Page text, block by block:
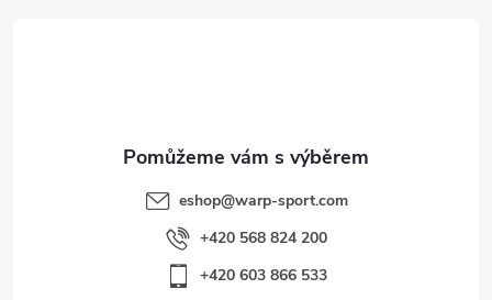
eshop@warp-sport.com
+420 568 824 200
+420 603 866 533